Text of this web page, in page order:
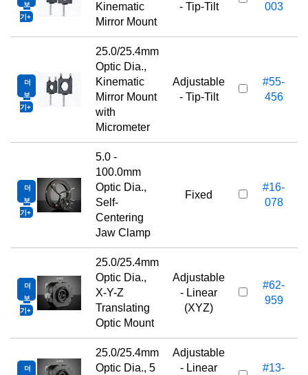
보
기
Kinematic
Mirror Mount
- Tip-Tilt
003
더
보
기
25.0/25.4mm
Optic Dia.,
Kinematic
Mirror Mount
with
Micrometer
Adjustable
- Tip-Tilt
#55-
456
더
보
기
5.0 -
100.0mm
Optic Dia.,
Self-
Centering
Jaw Clamp
Fixed
#16-
078
더
보
기
25.0/25.4mm
Optic Dia.,
X-Y-Z
Translating
Optic Mount
Adjustable
- Linear
(XYZ)
#62-
959
더
25.0/25.4mm
Optic Dia., 5
Adjustable
- Linear
#13-